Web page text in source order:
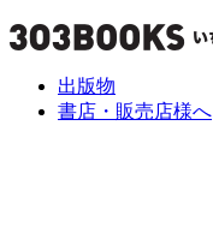
出版物
書店・販売店様へ